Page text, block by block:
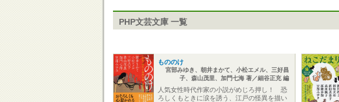
PHP文芸文庫 一覧
もののけ
宮部みゆき、朝井まかて、小松エメル、三好昌
子、森山茂里、加門七海 著／細谷正充 編
人気女性時代作家の小説がめじろ押し！ 恐
ろしくもときに涙を誘う、江戸の怪異を描い